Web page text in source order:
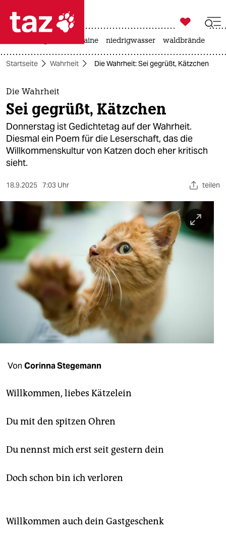
 taz zahl ich
taz zahl ich
themen
politik
öko
gesellschaft
kultur
sport
berlin
nord
wahrheit
verlag
veranstaltungen
unterstützen
epaper login

taz zahl ich
krieg in der ukraine niedrigwasser waldbrände
Startseite Wahrheit Die Wahrheit: Sei gegrüßt, Kätzchen
Die Wahrheit
Sei gegrüßt, Kätzchen
Donnerstag ist Gedichtetag auf der Wahrheit.
Diesmal ein Poem für die Leserschaft, das die
Willkommenskultur von Katzen doch eher kritisch
sieht.
18.9.2025 7:03 Uhr teilen
Von Corinna Stegemann
Willkommen, liebes Kätzelein
Du mit den spitzen Ohren
Du nennst mich erst seit gestern dein
Doch schon bin ich verloren
Willkommen auch dein Gastgeschenk